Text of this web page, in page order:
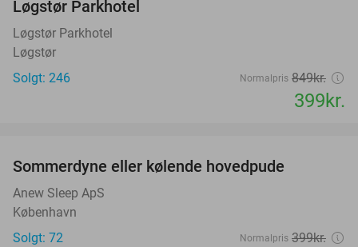
Løgstør Parkhotel
Løgstør Parkhotel
Løgstør
Solgt: 246
Normalpris 849kr.
399kr.
Sommerdyne eller kølende hovedpude
Anew Sleep ApS
København
Solgt: 72
Normalpris 399kr.